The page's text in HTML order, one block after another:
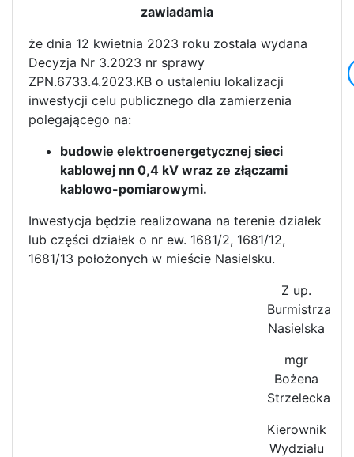
zawiadamia
że dnia 12 kwietnia 2023 roku została wydana
Decyzja Nr 3.2023 nr sprawy
ZPN.6733.4.2023.KB o ustaleniu lokalizacji
inwestycji celu publicznego dla zamierzenia
polegającego na:
budowie elektroenergetycznej sieci
kablowej nn 0,4 kV wraz ze złączami
kablowo-pomiarowymi.
Inwestycja będzie realizowana na terenie działek
lub części działek o nr ew. 1681/2, 1681/12,
1681/13 położonych w mieście Nasielsku.
Z up.
Burmistrza
Nasielska
mgr
Bożena
Strzelecka
Kierownik
Wydziału